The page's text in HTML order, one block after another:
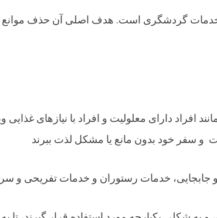
گردشگری است. هدف اصلی آن حذف موانع
دارای معلولیت و افراد با نیازهای غذایی